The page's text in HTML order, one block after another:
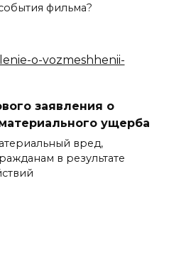
фильма?
заявления о
ущерба
вред,
в результате